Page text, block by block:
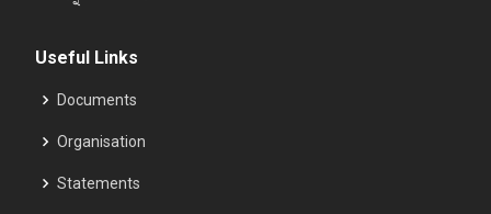
Useful Links
Documents
Organisation
Statements